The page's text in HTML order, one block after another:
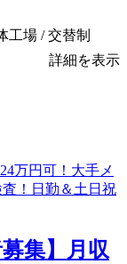
工場 / 交替制
詳細を表示
募集】月収